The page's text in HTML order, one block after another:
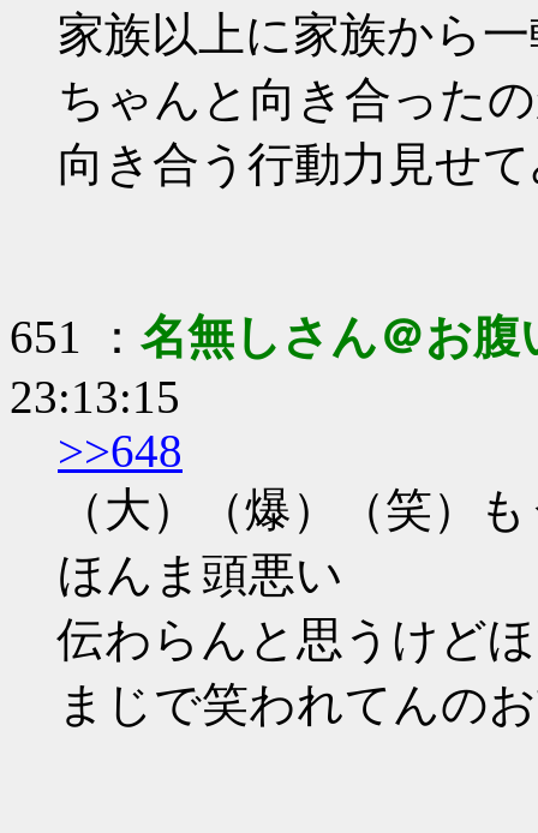
家族以上に家族から
ちゃんと向き合った
向き合う行動力見せ
651 ： 名無しさん＠お腹
23:13:15
>>648
（大）（爆）（笑）
ほんま頭悪い
伝わらんと思うけど
まじで笑われてんの